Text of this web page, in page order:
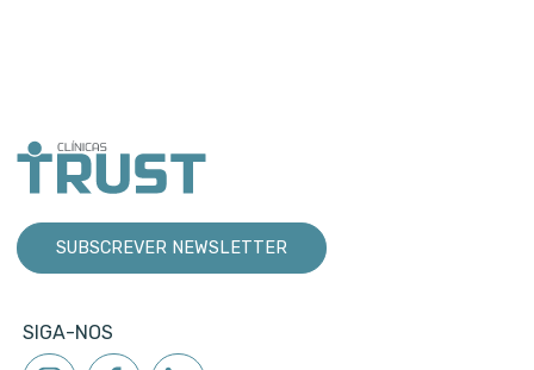
SUBSCREVER NEWSLETTER
SIGA-NOS